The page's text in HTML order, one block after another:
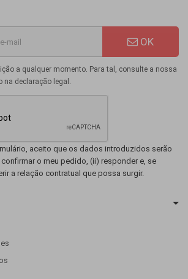
OK
a qualquer momento. Para tal, consulte a nossa
na declaração legal.
aceito que os dados introduzidos serão
o meu pedido, (ii) responder e, se
a relação contratual que possa surgir.